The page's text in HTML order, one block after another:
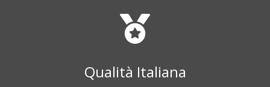
Qualità Italiana